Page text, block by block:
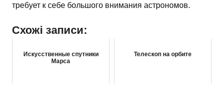
требует к себе большого внимания астрономов.
Схожі записи:
Искусственные спутники
Марса
Телескоп на орбите